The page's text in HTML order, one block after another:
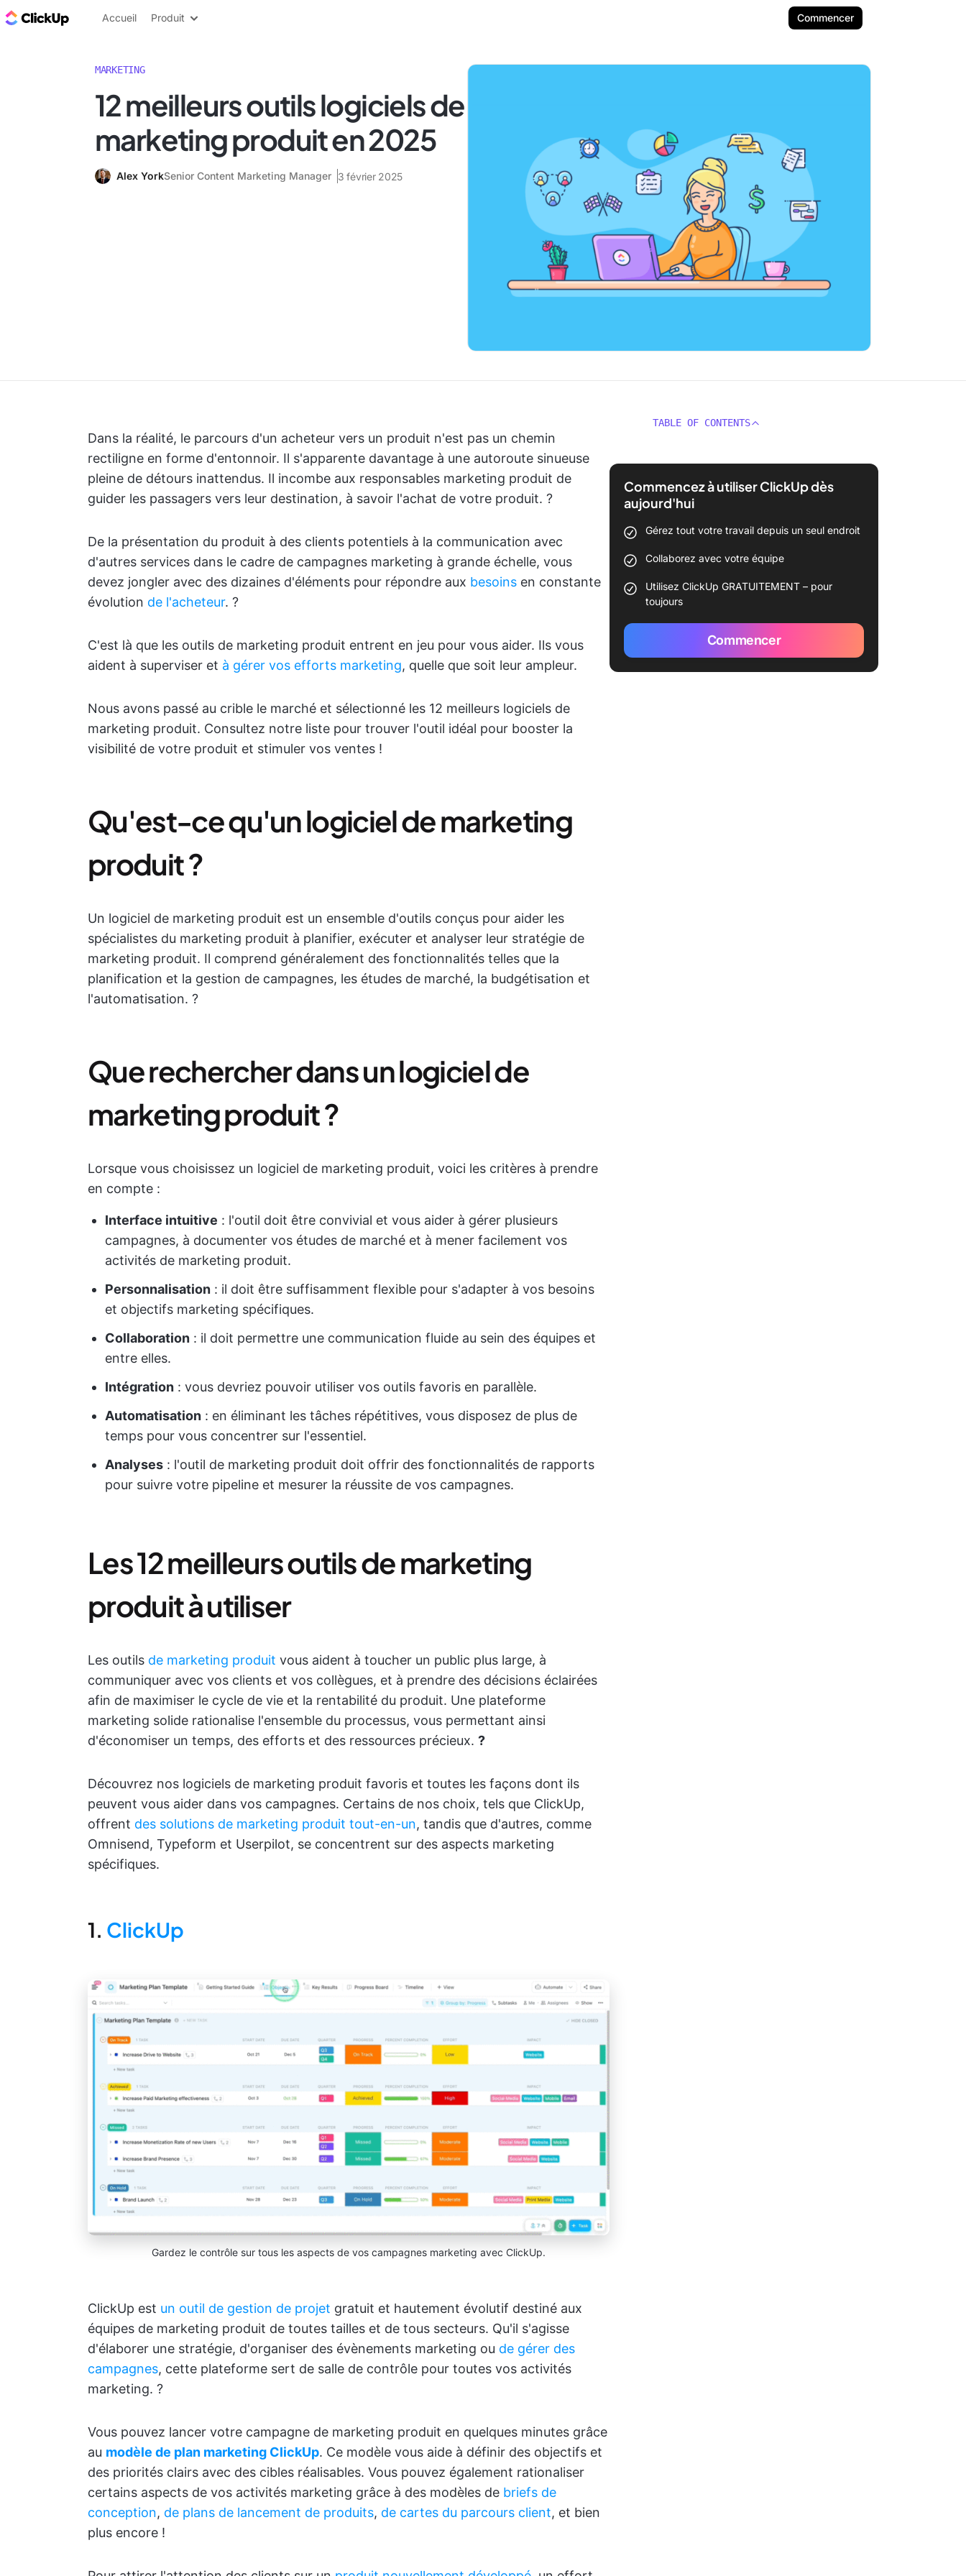
ClickUp Blog
Accueil Produit Commencer
MARKETING
12 meilleurs outils logiciels de
marketing produit en 2025
Alex YorkSenior Content Marketing Manager 3 février 2025
Dans la réalité, le parcours d'un acheteur vers un produit n'est pas un chemin
rectiligne en forme d'entonnoir. Il s'apparente davantage à une autoroute sinueuse
pleine de détours inattendus. Il incombe aux responsables marketing produit de
guider les passagers vers leur destination, à savoir l'achat de votre produit. ?️
De la présentation du produit à des clients potentiels à la communication avec
d'autres services dans le cadre de campagnes marketing à grande échelle, vous
devez jongler avec des dizaines d'éléments pour répondre aux besoins en constante
évolution de l'acheteur. ?
C'est là que les outils de marketing produit entrent en jeu pour vous aider. Ils vous
aident à superviser et à gérer vos efforts marketing, quelle que soit leur ampleur.
Nous avons passé au crible le marché et sélectionné les 12 meilleurs logiciels de
marketing produit. Consultez notre liste pour trouver l'outil idéal pour booster la
visibilité de votre produit et stimuler vos ventes !
Qu'est-ce qu'un logiciel de marketing
produit ?
Un logiciel de marketing produit est un ensemble d'outils conçus pour aider les
spécialistes du marketing produit à planifier, exécuter et analyser leur stratégie de
marketing produit. Il comprend généralement des fonctionnalités telles que la
planification et la gestion de campagnes, les études de marché, la budgétisation et
l'automatisation. ?
Que rechercher dans un logiciel de
marketing produit ?
Lorsque vous choisissez un logiciel de marketing produit, voici les critères à prendre
en compte :
Interface intuitive : l'outil doit être convivial et vous aider à gérer plusieurs
campagnes, à documenter vos études de marché et à mener facilement vos
activités de marketing produit.
Personnalisation : il doit être suffisamment flexible pour s'adapter à vos besoins
et objectifs marketing spécifiques.
Collaboration : il doit permettre une communication fluide au sein des équipes et
entre elles.
Intégration : vous devriez pouvoir utiliser vos outils favoris en parallèle.
Automatisation : en éliminant les tâches répétitives, vous disposez de plus de
temps pour vous concentrer sur l'essentiel.
Analyses : l'outil de marketing produit doit offrir des fonctionnalités de rapports
pour suivre votre pipeline et mesurer la réussite de vos campagnes.
Les 12 meilleurs outils de marketing
produit à utiliser
Les outils de marketing produit vous aident à toucher un public plus large, à
communiquer avec vos clients et vos collègues, et à prendre des décisions éclairées
afin de maximiser le cycle de vie et la rentabilité du produit. Une plateforme
marketing solide rationalise l'ensemble du processus, vous permettant ainsi
d'économiser un temps, des efforts et des ressources précieux. ?
Découvrez nos logiciels de marketing produit favoris et toutes les façons dont ils
peuvent vous aider dans vos campagnes. Certains de nos choix, tels que ClickUp,
offrent des solutions de marketing produit tout-en-un, tandis que d'autres, comme
Omnisend, Typeform et Userpilot, se concentrent sur des aspects marketing
spécifiques.
1. ClickUp
Gardez le contrôle sur tous les aspects de vos campagnes marketing avec ClickUp.
ClickUp est un outil de gestion de projet gratuit et hautement évolutif destiné aux
équipes de marketing produit de toutes tailles et de tous secteurs. Qu'il s'agisse
d'élaborer une stratégie, d'organiser des évènements marketing ou de gérer des
campagnes, cette plateforme sert de salle de contrôle pour toutes vos activités
marketing. ?️
Vous pouvez lancer votre campagne de marketing produit en quelques minutes grâce
au modèle de plan marketing ClickUp. Ce modèle vous aide à définir des objectifs et
des priorités clairs avec des cibles réalisables. Vous pouvez également rationaliser
certains aspects de vos activités marketing grâce à des modèles de briefs de
conception, de plans de lancement de produits, de cartes du parcours client, et bien
plus encore !
TABLE OF CONTENTS
Commencez à utiliser ClickUp dès
aujourd'hui
Gérez tout votre travail depuis un seul endroit
Collaborez avec votre équipe
Utilisez ClickUp GRATUITEMENT – pour
toujours
Commencer